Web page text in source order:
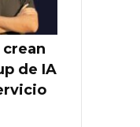
de IA